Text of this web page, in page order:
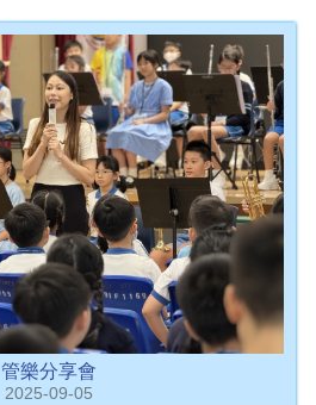
管樂分享會
2025-09-05